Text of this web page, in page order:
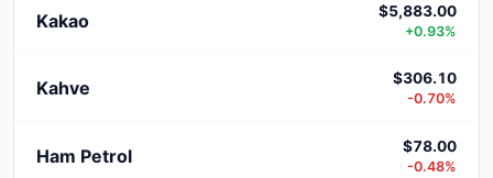
Kakao $5,883.00
+0.93%
Kahve $306.10
-0.70%
Ham Petrol $78.00
-0.48%